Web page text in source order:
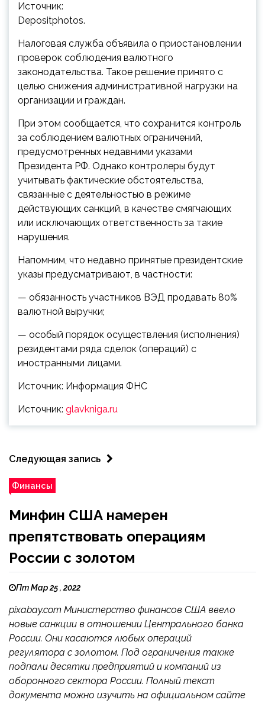
Источник:
Depositphotos.
Налоговая служба объявила о приостановлении
проверок соблюдения валютного
законодательства. Такое решение принято с
целью снижения административной нагрузки на
организации и граждан.
При этом сообщается, что сохранится контроль
за соблюдением валютных ограничений,
предусмотренных недавними указами
Президента РФ. Однако контролеры будут
учитывать фактические обстоятельства,
связанные с деятельностью в режиме
действующих санкций, в качестве смягчающих
или исключающих ответственность за такие
нарушения.
Напомним, что недавно принятые президентские
указы предусматривают, в частности:
— обязанность участников ВЭД продавать 80%
валютной выручки;
— особый порядок осуществления (исполнения)
резидентами ряда сделок (операций) с
иностранными лицами.
Источник: Информация ФНС
Источник: glavkniga.ru
Следующая запись
Финансы
Минфин США намерен
препятствовать операциям
России с золотом
Пт Мар 25 , 2022
pixabay.com Министерство финансов США ввело
новые санкции в отношении Центрального банка
России. Они касаются любых операций
регулятора с золотом. Под ограничения также
подпали десятки предприятий и компаний из
оборонного сектора России. Полный текст
документа можно изучить на официальном сайте